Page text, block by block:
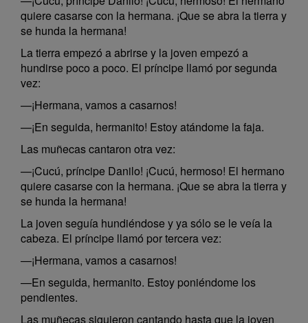
quiere casarse con la hermana. ¡Que se abra la tierra y
se hunda la hermana!
La tierra empezó a abrirse y la joven empezó a
hundirse poco a poco. El príncipe llamó por segunda
vez:
—¡Hermana, vamos a casarnos!
—¡En seguida, hermanito! Estoy atándome la faja.
Las muñecas cantaron otra vez:
—¡Cucú, príncipe Danilo! ¡Cucú, hermoso! El hermano
quiere casarse con la hermana. ¡Que se abra la tierra y
se hunda la hermana!
La joven seguía hundiéndose y ya sólo se le veía la
cabeza. El príncipe llamó por tercera vez:
—¡Hermana, vamos a casarnos!
—En seguida, hermanito. Estoy poniéndome los
pendientes.
Las muñecas siguieron cantando hasta que la joven